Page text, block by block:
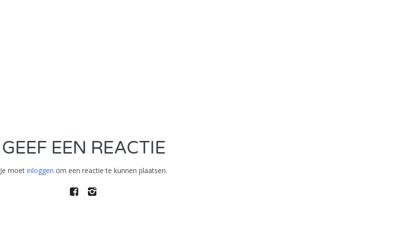
GEEF EEN REACTIE
Je moet inloggen om een reactie te kunnen plaatsen.